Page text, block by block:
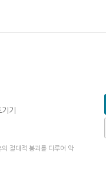
기
절대적 붕괴를 다루어 악